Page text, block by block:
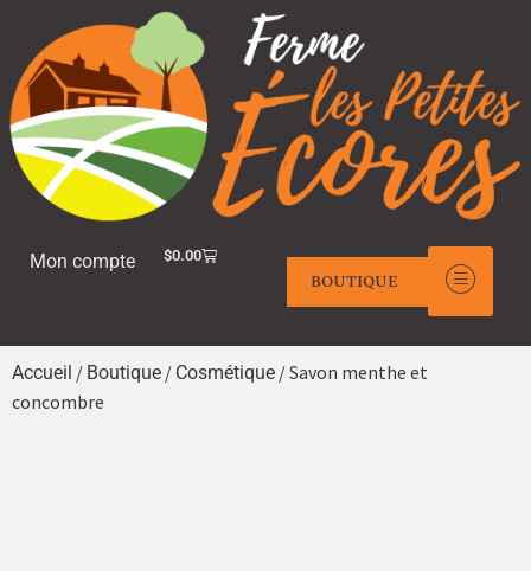
Mon compte $0.00
BOUTIQUE
Accueil / Boutique / Cosmétique / Savon menthe et
concombre